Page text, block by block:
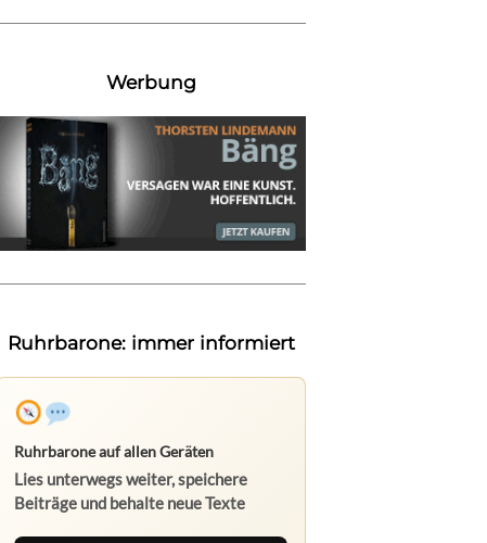
Werbung
Ruhrbarone: immer informiert
Ruhrbarone auf allen Geräten
Lies unterwegs weiter, speichere
Beiträge und behalte neue Texte